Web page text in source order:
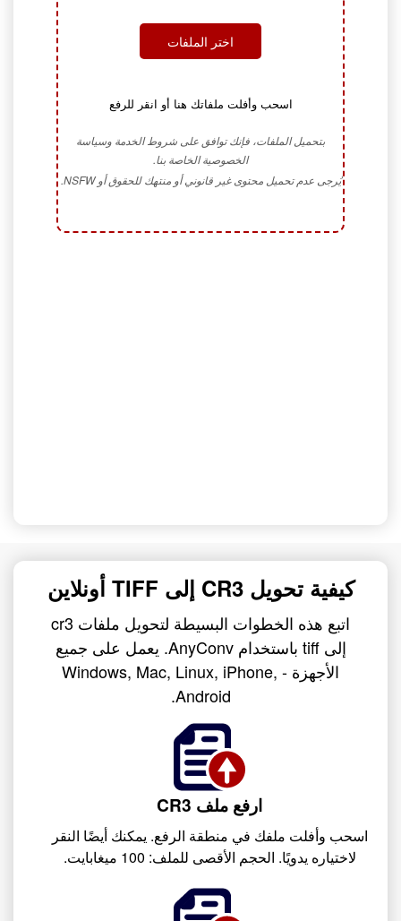
اختر الملفات
اسحب وأفلت ملفاتك هنا أو انقر للرفع
بتحميل الملفات، فإنك توافق على شروط الخدمة وسياسة
الخصوصية الخاصة بنا.
يُرجى عدم تحميل محتوى غير قانوني أو منتهك للحقوق أو NSFW.
كيفية تحويل CR3 إلى TIFF أونلاين
اتبع هذه الخطوات البسيطة لتحويل ملفات cr3
إلى tiff باستخدام AnyConv. يعمل على جميع
الأجهزة - Windows, Mac, Linux, iPhone,
Android.
ارفع ملف CR3
اسحب وأفلت ملفك في منطقة الرفع. يمكنك أيضًا النقر
لاختياره يدويًا. الحجم الأقصى للملف: 100 ميغابايت.